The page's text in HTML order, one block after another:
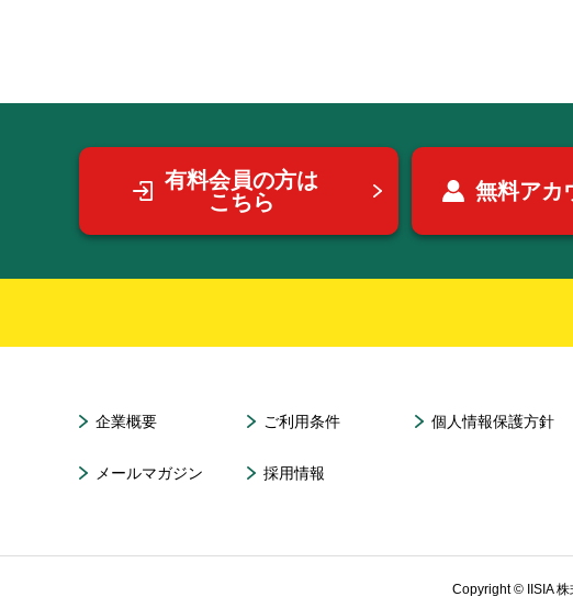
有料会員の方は
こちら
無料アカ
企業概要 ご利用条件 個人情報保護方針
メールマガジン 採用情報
Copyright © IISIA